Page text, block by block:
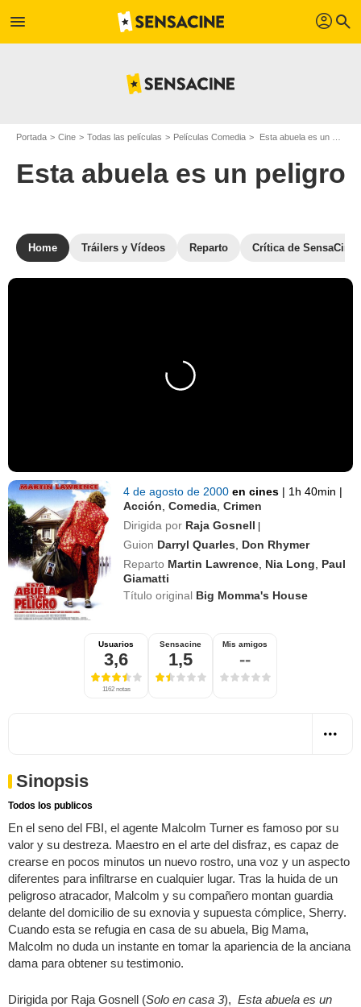
menu profil search
Portada Cine Todas las películas Películas Comedia Esta abuela es un peligro
Esta abuela es un peligro
Home Tráilers y Vídeos Reparto Crítica de SensaCine
4 de agosto de 2000en cines | 1h 40min |
Acción ,Comedia ,Crimen
Dirigida por Raja Gosnell |
Guion Darryl Quarles
Don Rhymer
Reparto Martin Lawrence Nia Long
Paul
Giamatti
Título original Big Momma's House
Usuarios
3,6
1162 notas
Sensacine
1,5
Mis amigos
--
Sinopsis
Todos los publicos
En el seno del FBI, el agente Malcolm Turner es famoso por su
valor y su destreza. Maestro en el arte del disfraz, es capaz de
crearse en pocos minutos un nuevo rostro, una voz y un aspecto
diferentes para infiltrarse en cualquier lugar. Tras la huida de un
peligroso atracador, Malcolm y su compañero montan guardia
delante del domicilio de su exnovia y supuesta cómplice, Sherry.
Cuando esta se refugia en casa de su abuela, Big Mama,
Malcolm no duda un instante en tomar la apariencia de la anciana
dama para obtener su testimonio.
Dirigida por Raja Gosnell (Solo en casa 3), Esta abuela es un